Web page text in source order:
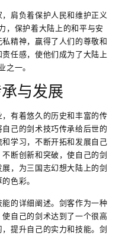
肩负着保护人民和维护正义
，保护着大陆上的和平与安
精神，赢得了人们的尊敬和
任感，使他们成为了大陆上
之一。
与发展
有着悠久的历史和丰富的传
己的剑术技巧传承给后世的
学习，不断开拓和发展自己
断创新和突破，使自己的剑
，为三国志幻想大陆上的剑
色彩。
的详细阐述。剑客作为一种
自己的剑术达到了一个很高
提升自己的实力和技能。剑